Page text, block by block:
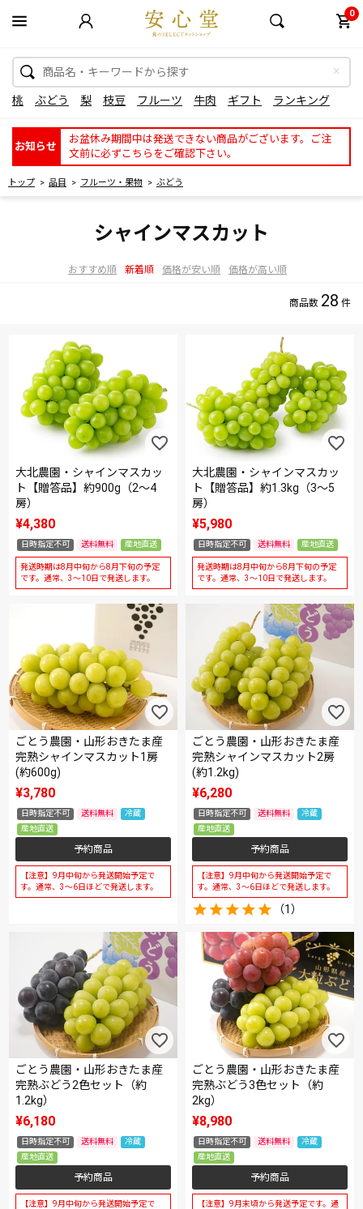
0
桃 ぶどう 梨 枝豆 フルーツ 牛肉 ギフト ランキング
お知らせ
お盆休み期間中は発送できない商品がございます。ご注
文前に必ずこちらをご確認下さい。
トップ 品目 フルーツ・果物 ぶどう
シャインマスカット
おすすめ順 新着順 価格が安い順 価格が高い順
28
大北農園・シャインマスカッ
ト【贈答品】約900g（2～4
房）
¥4,380
日時指定不可 送料無料 産地直送
発送時期は8月中旬から8月下旬の予定
です。通常、3～10日で発送します。
大北農園・シャインマスカッ
ト【贈答品】約1.3kg（3～5
房）
¥5,980
日時指定不可 送料無料 産地直送
発送時期は8月中旬から8月下旬の予定
です。通常、3～10日で発送します。
ごとう農園・山形おきたま産
完熟シャインマスカット1房
(約600g)
¥3,780
日時指定不可 送料無料
冷蔵
産地直送
予約商品
【注意】9月中旬から発送開始予定で
す。通常、3～6日ほどで発送します。
ごとう農園・山形おきたま産
完熟シャインマスカット2房
(約1.2kg)
¥6,280
日時指定不可 送料無料
冷蔵
産地直送
予約商品
【注意】9月中旬から発送開始予定で
す。通常、3～6日ほどで発送します。
（1）
ごとう農園・山形おきたま産
完熟ぶどう2色セット（約
1.2kg）
¥6,180
日時指定不可 送料無料
冷蔵
産地直送
予約商品
【注意】9月中旬から発送開始予定で
ごとう農園・山形おきたま産
完熟ぶどう3色セット（約
2kg）
¥8,980
日時指定不可 送料無料
冷蔵
産地直送
予約商品
【注意】9月末頃から発送予定です。通